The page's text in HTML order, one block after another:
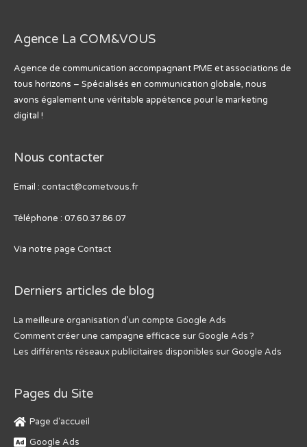
Agence La COM&VOUS
Agence de communication accompagnant PME et associations de
tous horizons – Spécialisés en communication globale, nous
avons également une véritable appétence pour le marketing
digital !
Nous contacter
Email : contact@cometvous.fr
Téléphone : 07.60.37.86.07
Via notre page Contact
Derniers articles de blog
La meilleure organisation d’un compte Google Ads
Comment créer une campagne efficace sur Google Ads ?
Les différents réseaux publicitaires disponibles sur Google Ads
Pages du Site
Page d'accueil
Google Ads